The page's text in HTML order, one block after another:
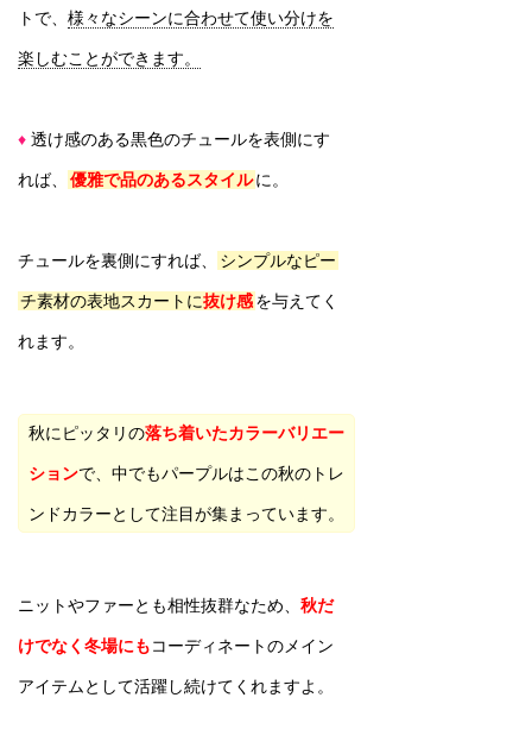
トで、 様々なシーンに合わせて使い分けを
楽しむことができます。
♦ 透け感のある黒色のチュールを表側にす
れば、 優雅で品のあるスタイルに。
チュールを裏側にすれば、 シンプルなピー
チ素材の表地スカートに抜け感を与えてく
れます。
秋にピッタリの落ち着いたカラーバリエー
ションで、中でもパープルはこの秋のトレ
ンドカラーとして注目が集まっています。
ニットやファーとも相性抜群なため、 秋だ
けでなく冬場にもコーディネートのメイン
アイテムとして活躍し続けてくれますよ。